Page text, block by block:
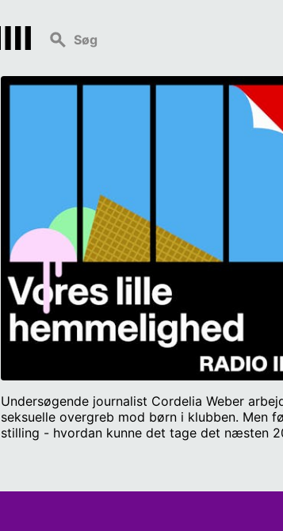
Undersøgende journalist Cordelia Weber
seksuelle overgreb mod børn i klubben.
stilling - hvordan kunne det tage det næsten
tilrettelæggelse og produktion: Thomas Arent